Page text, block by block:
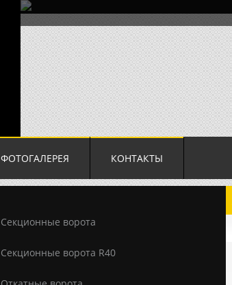
ФОТОГАЛЕРЕЯ КОНТАКТЫ
Секционные ворота
Секционные ворота R40